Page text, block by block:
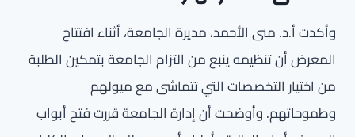
وأكدت أ.د. منى الأحمد، مديرة الجامعة، أثناء افتتاح
المعرض أن تنظيمه ينبع من التزام الجامعة بتمكين الطلبة
من اختيار التخصصات التي تتماشى مع ميولهم
وطموحاتهم. وأوضحت أن إدارة الجامعة قررت فتح أبواب